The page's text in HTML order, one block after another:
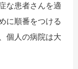
な患者さんを適
に順番をつける
個人の病院は大